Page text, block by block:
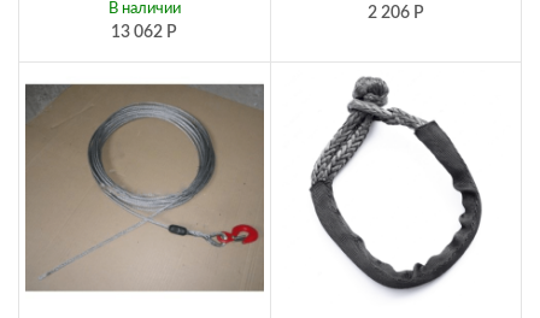
13 062 Р
В наличии 2 206 Р